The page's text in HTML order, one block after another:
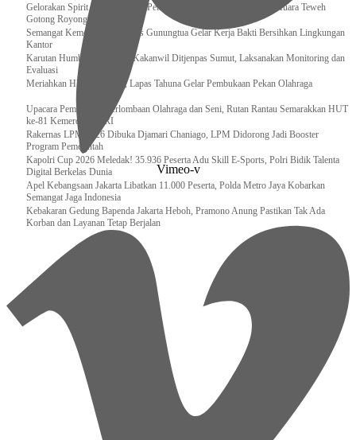
Gelorakan Spirit Kemerdekaan, Petugas dan Warga Binaan Lapas Muara Teweh
Gotong Royong Kurve Masjid
Semangat Kemerdekaan, Lapas Gunungtua Gelar Kerja Bakti Bersihkan Lingkungan
Kantor
Karutan Humbahas Sambut Kakanwil Ditjenpas Sumut, Laksanakan Monitoring dan
Evaluasi
Meriahkan HUT RI ke-81, Lapas Tahuna Gelar Pembukaan Pekan Olahraga
Upacara Pembukaan Perlombaan Olahraga dan Seni, Rutan Rantau Semarakkan HUT
ke-81 Kemerdekaan RI
Rakernas LPM 2026 Dibuka Djamari Chaniago, LPM Didorong Jadi Booster
Program Pemerintah
Kapolri Cup 2026 Meledak! 35.936 Peserta Adu Skill E-Sports, Polri Bidik Talenta
Digital Berkelas Dunia
Apel Kebangsaan Jakarta Libatkan 11.000 Peserta, Polda Metro Jaya Kobarkan
Semangat Jaga Indonesia
Kebakaran Gedung Bapenda Jakarta Heboh, Pramono Anung Pastikan Tak Ada
Korban dan Layanan Tetap Berjalan
Vimeo-v